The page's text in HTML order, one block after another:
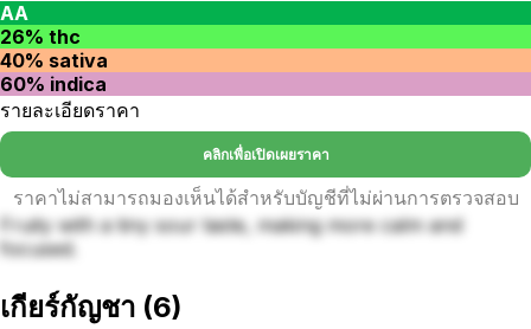
AA
26% thc
40% sativa
60% indica
รายละเอียดราคา
คลิกเพื่อเปิดเผยราคา
ราคาไม่สามารถมองเห็นได้สำหรับบัญชีที่ไม่ผ่านการตรวจสอบ
Fruity with a tiny sour taste, making more calm and
focused.
เกียร์กัญชา (6)